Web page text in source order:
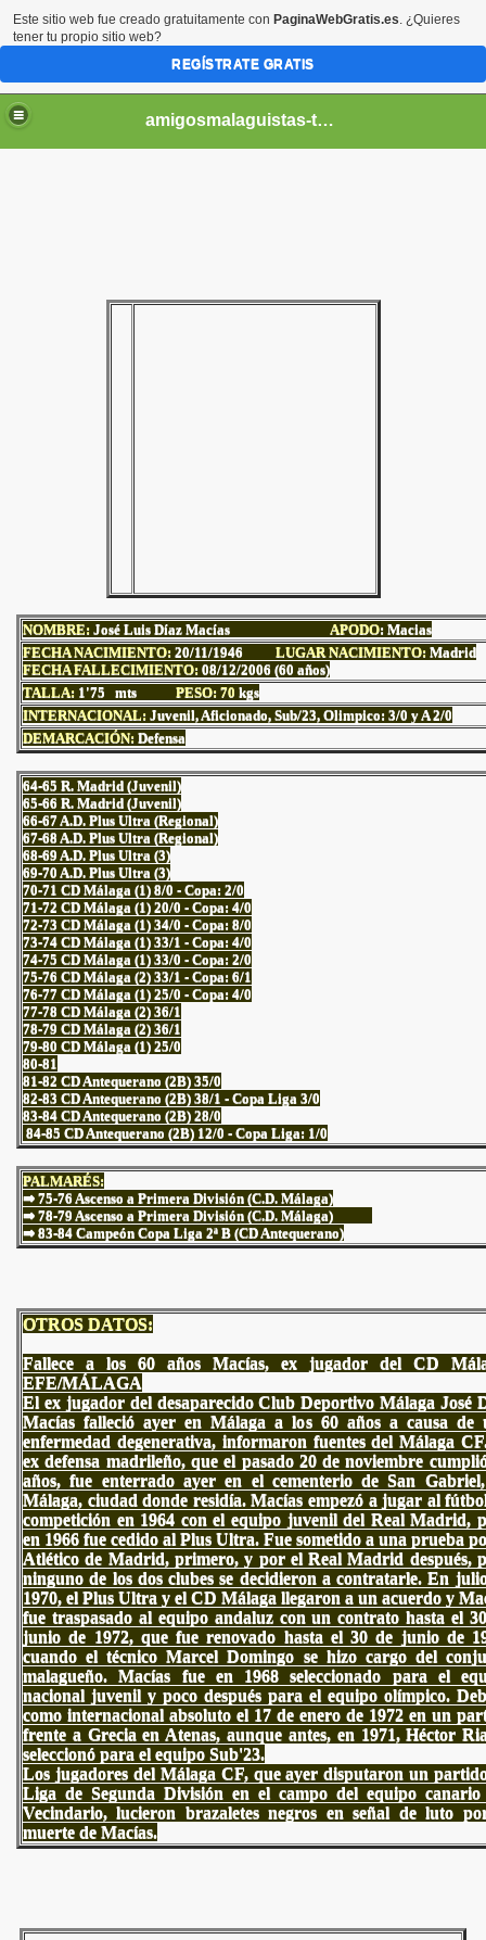
amigosmalaguistas-temporadas
NOMBRE: José Luis Díaz Macías APODO: Macias
FECHA NACIMIENTO: 20/11/1946 LUGAR NACIMIENTO: Madrid
FECHA FALLECIMIENTO: 08/12/2006 (60 años)
TALLA: 1'75 mts PESO: 70 kgs
INTERNACIONAL: Juvenil, Aficionado, Sub/23, Olimpico: 3/0 y A 2/0
DEMARCACIÓN: Defensa
64-65 R. Madrid (Juvenil)
65-66 R. Madrid (Juvenil)
66-67 A.D. Plus Ultra (Regional)
67-68 A.D. Plus Ultra (Regional)
68-69 A.D. Plus Ultra (3)
69-70 A.D. Plus Ultra (3)
70-71 CD Málaga (1) 8/0 - Copa: 2/0
71-72 CD Málaga (1) 20/0 - Copa: 4/0
72-73 CD Málaga (1) 34/0 - Copa: 8/0
73-74 CD Málaga (1) 33/1 - Copa: 4/0
74-75 CD Málaga (1) 33/0 - Copa: 2/0
75-76 CD Málaga (2) 33/1 - Copa: 6/1
76-77 CD Málaga (1) 25/0 - Copa: 4/0
77-78 CD Málaga (2) 36/1
78-79 CD Málaga (2) 36/1
79-80 CD Málaga (1) 25/0
80-81
81-82 CD Antequerano (2B) 35/0
82-83 CD Antequerano (2B) 38/1 - Copa Liga 3/0
83-84 CD Antequerano (2B) 28/0
84-85 CD Antequerano (2B) 12/0 - Copa Liga: 1/0
PALMARÉS:
⇒ 75-76 Ascenso a Primera División (C.D. Málaga)
⇒ 78-79 Ascenso a Primera División (C.D. Málaga)
⇒ 83-84 Campeón Copa Liga 2ª B (CD Antequerano)
OTROS DATOS:
Fallece a los 60 años Macías, ex jugador del CD
EFE/MÁLAGA
El ex jugador del desaparecido Club Deportivo Málaga José
Macías falleció ayer en Málaga a los 60 años a causa de
enfermedad degenerativa, informaron fuentes del Málaga
ex defensa madrileño, que el pasado 20 de noviembre
años, fue enterrado ayer en el cementerio de San
Málaga, ciudad donde residía. Macías empezó a jugar al
competición en 1964 con el equipo juvenil del Real Madrid,
en 1966 fue cedido al Plus Ultra. Fue sometido a una prueba
Atlético de Madrid, primero, y por el Real Madrid después,
ninguno de los dos clubes se decidieron a contratarle. En
1970, el Plus Ultra y el CD Málaga llegaron a un acuerdo y
fue traspasado al equipo andaluz con un contrato hasta el
junio de 1972, que fue renovado hasta el 30 de junio de
cuando el técnico Marcel Domingo se hizo cargo del
malagueño. Macías fue en 1968 seleccionado para el
nacional juvenil y poco después para el equipo olímpico.
como internacional absoluto el 17 de enero de 1972 en un
frente a Grecia en Atenas, aunque antes, en 1971, Héctor
seleccionó para el equipo Sub'23.
Los jugadores del Málaga CF, que ayer disputaron un
Liga de Segunda División en el campo del equipo canario
Vecindario, lucieron brazaletes negros en señal de luto
muerte de Macías.
Este sitio web fue creado gratuitamente con PaginaWebGratis.es. ¿Quieres
tener tu propio sitio web?
REGÍSTRATE GRATIS